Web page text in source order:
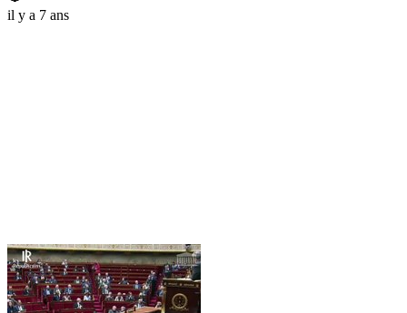
il y a 7 ans